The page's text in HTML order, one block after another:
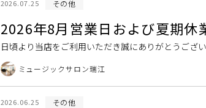
2026.07.25 その他
2026年8月営業日および夏期休
日頃より当店をご利用いただき誠にありがとうござ
期休業日に関しましては下記一覧表をご覧ください。
ミュージックサロン瑞江
2026.06.25 その他